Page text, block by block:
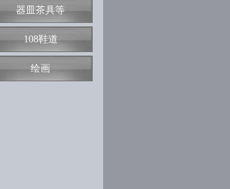
器皿茶具等
108鞋道
绘画